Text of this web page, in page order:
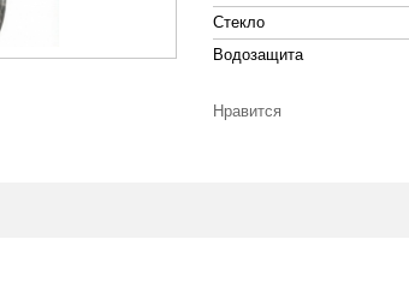
Стекло
Водозащита
Нравится